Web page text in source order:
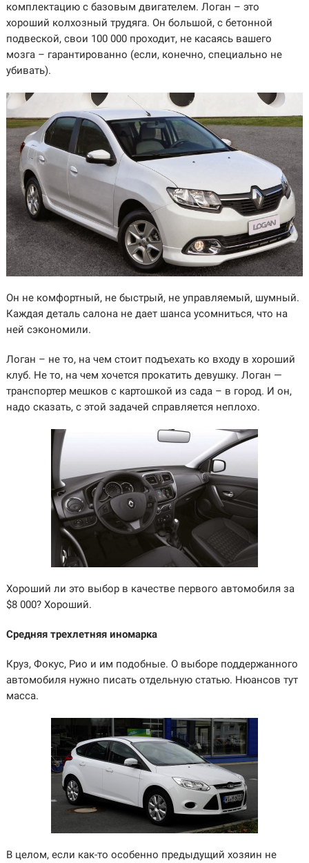
комплектацию с базовым двигателем. Логан – это
хороший колхозный трудяга. Он большой, с бетонной
подвеской, свои 100 000 проходит, не касаясь вашего
мозга – гарантированно (если, конечно, специально не
убивать).
Он не комфортный, не быстрый, не управляемый, шумный.
Каждая деталь салона не дает шанса усомниться, что на
ней сэкономили.
Логан – не то, на чем стоит подъехать ко входу в хороший
клуб. Не то, на чем хочется прокатить девушку. Логан —
транспортер мешков с картошкой из сада – в город. И он,
надо сказать, с этой задачей справляется неплохо.
Хороший ли это выбор в качестве первого автомобиля за
$8 000? Хороший.
Средняя трехлетняя иномарка
Круз, Фокус, Рио и им подобные. О выборе поддержанного
автомобиля нужно писать отдельную статью. Нюансов тут
масса.
В целом, если как-то особенно предыдущий хозяин не